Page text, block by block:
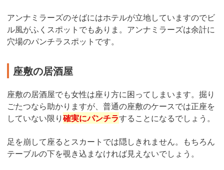
アンナミラーズのそばにはホテルが立地していますのでビ
ル風がふくスポットでもありま。アンナミラーズは余計に
穴場のパンチラスポットです。
座敷の居酒屋
座敷の居酒屋でも女性は座り方に困ってしまいます。掘り
ごたつなら助かりますが、普通の座敷のケースでは正座を
していない限り確実にパンチラすることになるでしょう。
足を崩して座るとスカートでは隠しきれません。もちろん
テーブルの下を覗き込まなければ見えないでしょう。